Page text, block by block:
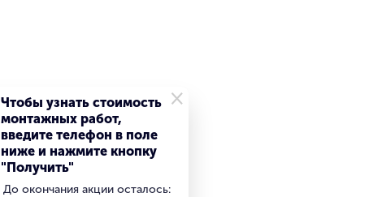
×
Чтобы узнать стоимость
монтажных работ,
введите телефон в поле
ниже и нажмите кнопку
"Получить"
До окончания акции осталось: